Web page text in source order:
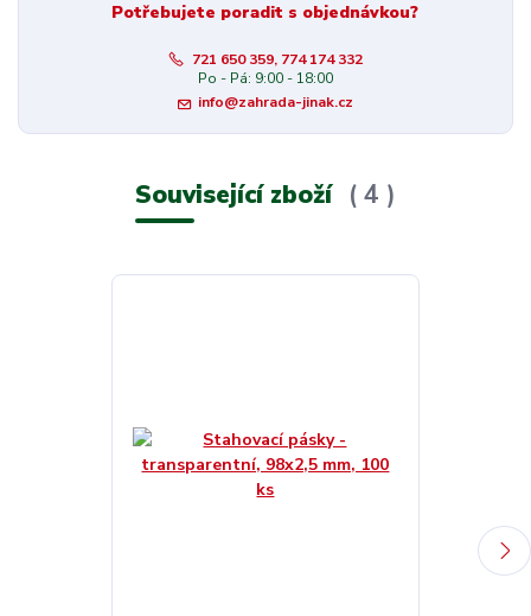
Potřebujete poradit s objednávkou?
721 650 359, 774 174 332
Po - Pá: 9:00 - 18:00
info@zahrada-jinak.cz
Související zboží 4